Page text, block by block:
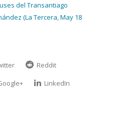
del Transantiago
(La Tercera, May 18
Reddit
LinkedIn